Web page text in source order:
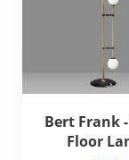
Bert Frank
Floor